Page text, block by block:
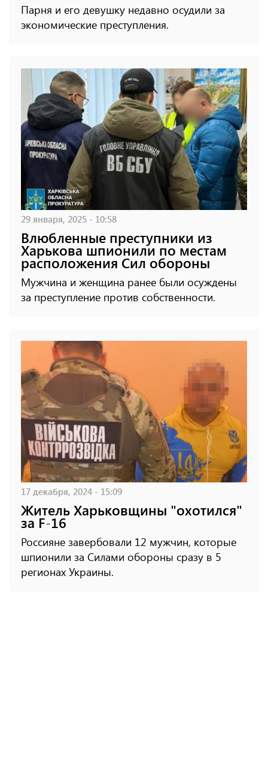
Парня и его девушку недавно осудили за
экономические преступления.
29 января, 2025 - 10:58
Влюбленные преступники из
Харькова шпионили по местам
расположения Сил обороны
Мужчина и женщина ранее были осуждены
за преступление против собственности.
17 декабря, 2024 - 15:09
Житель Харьковщины "охотился"
за F-16
Россияне завербовали 12 мужчин, которые
шпионили за Силами обороны сразу в 5
регионах Украины.